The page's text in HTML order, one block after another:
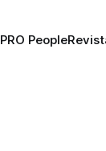
PRO People